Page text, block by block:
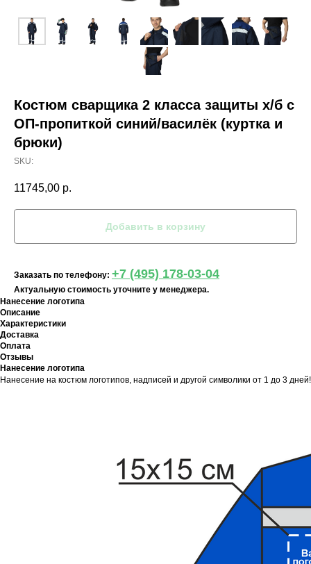
Костюм сварщика 2 класса защиты х/б с
ОП-пропиткой синий/василёк (куртка и
брюки)
SKU:
11745,00 р.
Добавить в корзину
Заказать по телефону: +7 (495) 178-03-04
Актуальную стоимость уточните у менеджера.
Нанесение логотипа
Описание
Характеристики
Доставка
Оплата
Отзывы
Нанесение логотипа
Нанесение на костюм логотипов, надписей и другой символики от 1 до 3 дней!